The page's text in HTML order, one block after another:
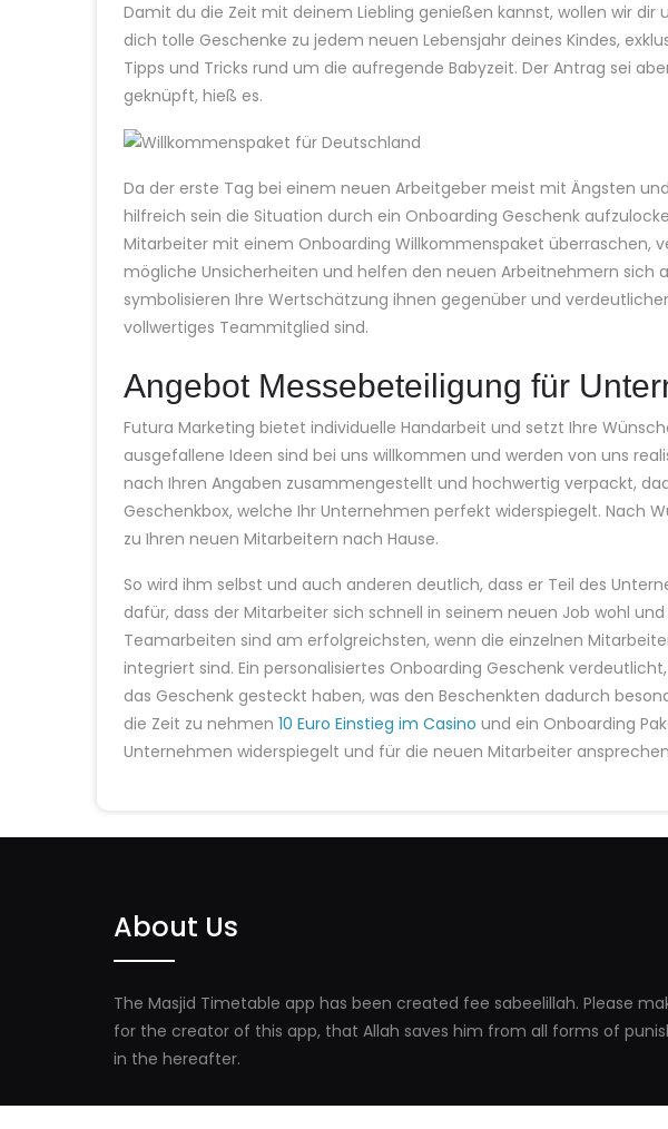
Damit du die Zeit mit deinem Liebling genießen kannst, wollen wir dir
dich tolle Geschenke zu jedem neuen Lebensjahr deines Kindes,
Tipps und Tricks rund um die aufregende Babyzeit. Der Antrag sei
geknüpft, hieß es.
Da der erste Tag bei einem neuen Arbeitgeber meist mit Ängsten
hilfreich sein die Situation durch ein Onboarding Geschenk
Mitarbeiter mit einem Onboarding Willkommenspaket überraschen,
mögliche Unsicherheiten und helfen den neuen Arbeitnehmern sich
symbolisieren Ihre Wertschätzung ihnen gegenüber und
vollwertiges Teammitglied sind.
Angebot Messebeteiligung für
Futura Marketing bietet individuelle Handarbeit und setzt Ihre
ausgefallene Ideen sind bei uns willkommen und werden von uns
nach Ihren Angaben zusammengestellt und hochwertig verpackt,
Geschenkbox, welche Ihr Unternehmen perfekt widerspiegelt. Nach
zu Ihren neuen Mitarbeitern nach Hause.
So wird ihm selbst und auch anderen deutlich, dass er Teil des
dafür, dass der Mitarbeiter sich schnell in seinem neuen Job wohl
Teamarbeiten sind am erfolgreichsten, wenn die einzelnen
integriert sind. Ein personalisiertes Onboarding Geschenk
das Geschenk gesteckt haben, was den Beschenkten dadurch
die Zeit zu nehmen 10 Euro Einstieg im Casino und ein Onboarding
Unternehmen widerspiegelt und für die neuen Mitarbeiter
About Us
The Masjid Timetable app has been created fee sabeelillah. Please
for the creator of this app, that Allah saves him from all forms of
in the hereafter.